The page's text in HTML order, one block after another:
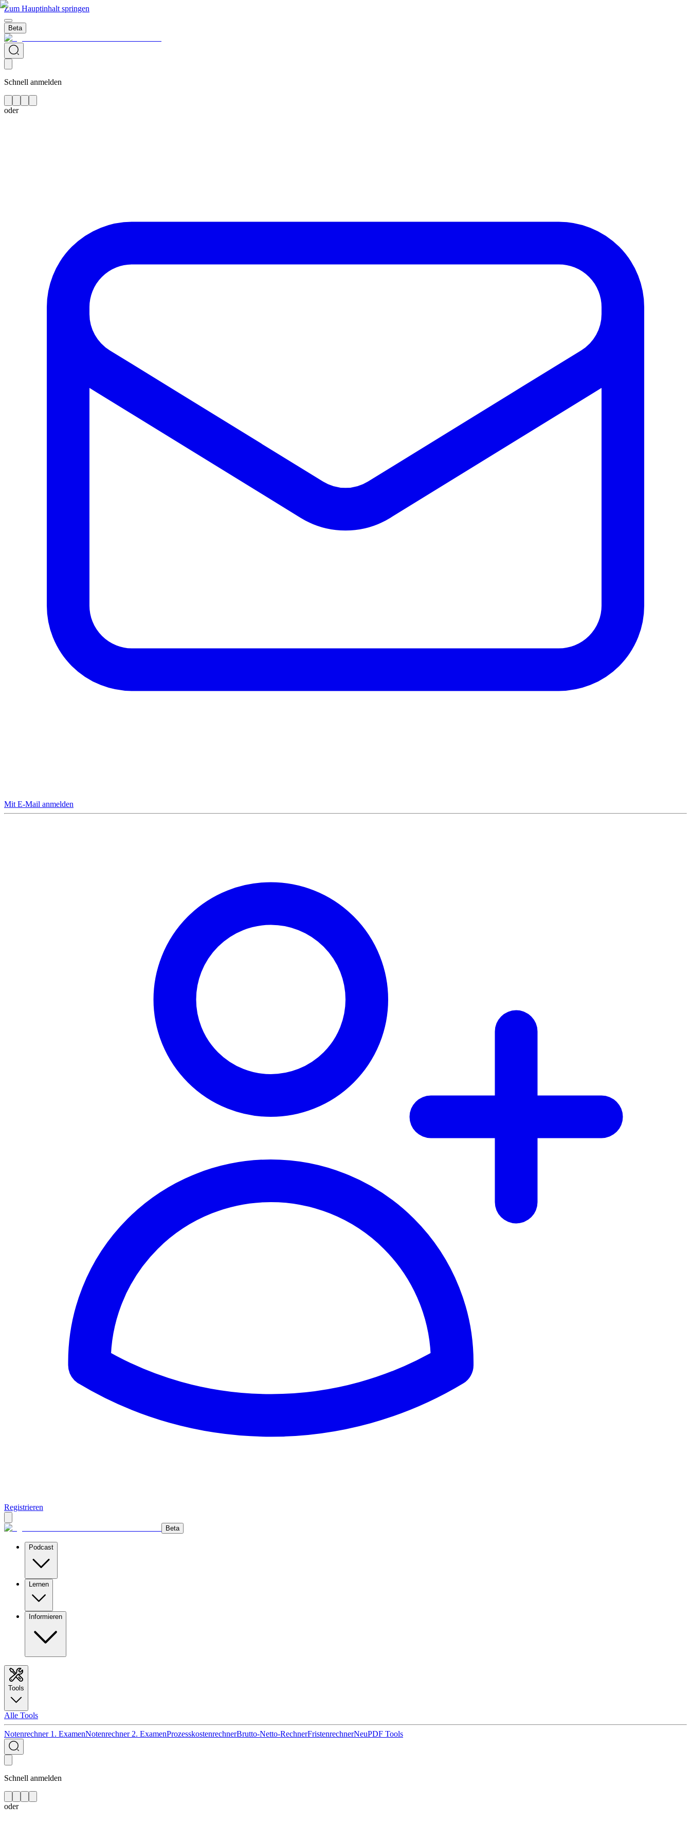
Zum Hauptinhalt springen
Beta
Schnell anmelden
oder
Mit E-Mail anmelden
Registrieren
Beta
Podcast
Lernen
Informieren
Tools
Alle Tools
Notenrechner 1. ExamenNotenrechner 2. ExamenProzesskostenrechnerBrutto-Netto-RechnerFristenrechnerNeuPDF Tools
Schnell anmelden
oder